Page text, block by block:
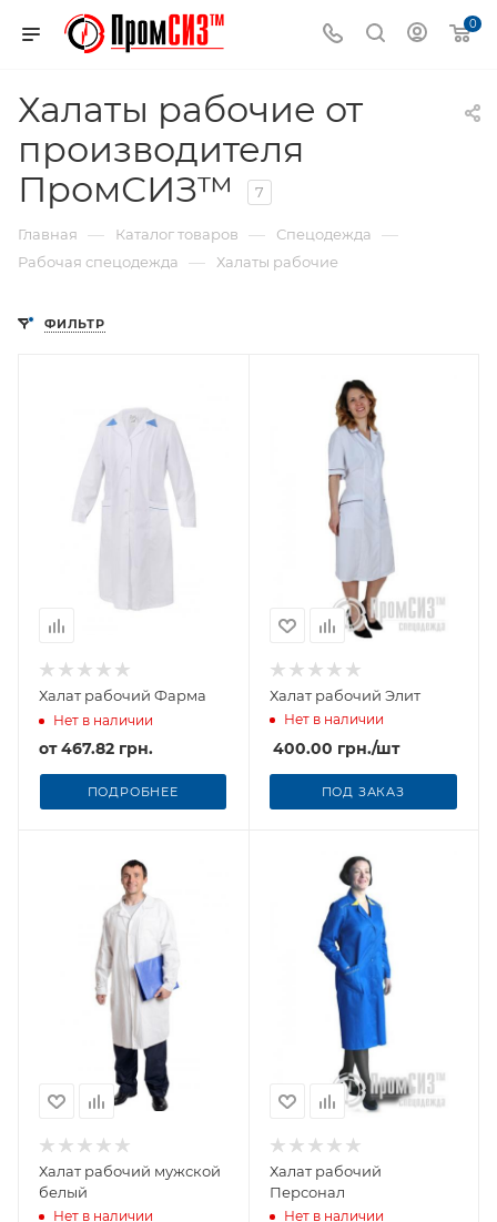
0
Халаты рабочие от
производителя
ПромСИЗ™
7
Главная — Каталог товаров — Спецодежда —
Рабочая спецодежда — Халаты рабочие
ФИЛЬТР
Халат рабочий Фарма
Нет в наличии
от467.82 грн.
ПОДРОБНЕЕ
Халат рабочий Элит
Нет в наличии
400.00 грн./шт
ПОД ЗАКАЗ
Халат рабочий мужской
белый
Нет в наличии
Халат рабочий
Персонал
Нет в наличии